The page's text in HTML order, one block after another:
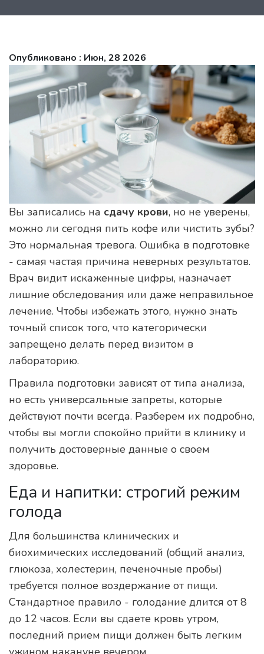
Опубликовано : Июн, 28 2026
Вы записались на сдачу крови, но не уверены,
можно ли сегодня пить кофе или чистить зубы?
Это нормальная тревога. Ошибка в подготовке
- самая частая причина неверных результатов.
Врач видит искаженные цифры, назначает
лишние обследования или даже неправильное
лечение. Чтобы избежать этого, нужно знать
точный список того, что категорически
запрещено делать перед визитом в
лабораторию.
Правила подготовки зависят от типа анализа,
но есть универсальные запреты, которые
действуют почти всегда. Разберем их подробно,
чтобы вы могли спокойно прийти в клинику и
получить достоверные данные о своем
здоровье.
Еда и напитки: строгий режим
голода
Для большинства клинических и
биохимических исследований (общий анализ,
глюкоза, холестерин, печеночные пробы)
требуется полное воздержание от пищи.
Стандартное правило - голодание длится от 8
до 12 часов. Если вы сдаете кровь утром,
последний прием пищи должен быть легким